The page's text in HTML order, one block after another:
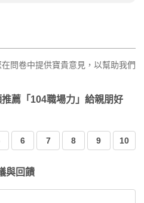
問卷中提供寶貴意見，以幫助我們
薦「104職場力」給親朋好
6 7 8 9 10
與回饋